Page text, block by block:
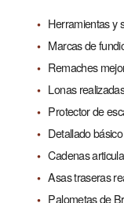
Herramientas y
Marcas de
Remaches
Lonas
Protector de
Detallado
Cadenas
Asas traseras
Palometas de